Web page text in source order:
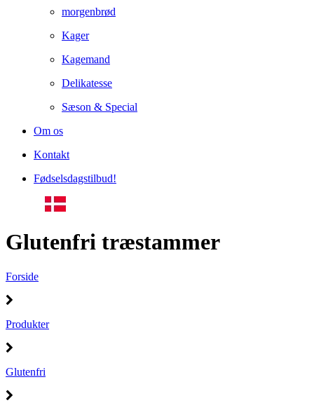
morgenbrød
Kager
Kagemand
Delikatesse
Sæson & Special
Om os
Kontakt
Fødselsdagstilbud!
Glutenfri træstammer
Forside
Produkter
Glutenfri